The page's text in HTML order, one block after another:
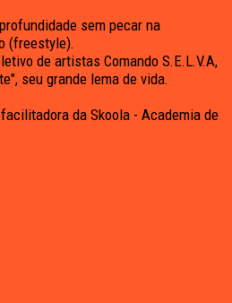
sem pecar na
(freestyle).
de artistas Comando S.E.L.V.A,
seu grande lema de vida.
da Skoola - Academia de